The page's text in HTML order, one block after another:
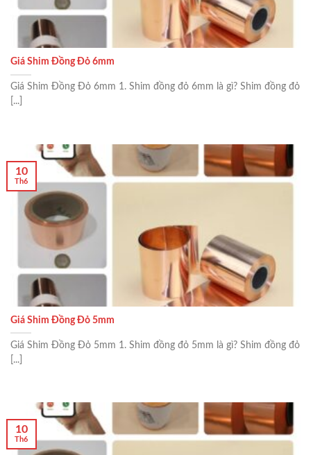
Giá Shim Đồng Đỏ 6mm
Giá Shim Đồng Đỏ 6mm 1. Shim đồng đỏ 6mm là gì? Shim đồng đỏ
[...]
Giá Shim Đồng Đỏ 5mm
Giá Shim Đồng Đỏ 5mm 1. Shim đồng đỏ 5mm là gì? Shim đồng đỏ
[...]
10
Th6
10
Th6